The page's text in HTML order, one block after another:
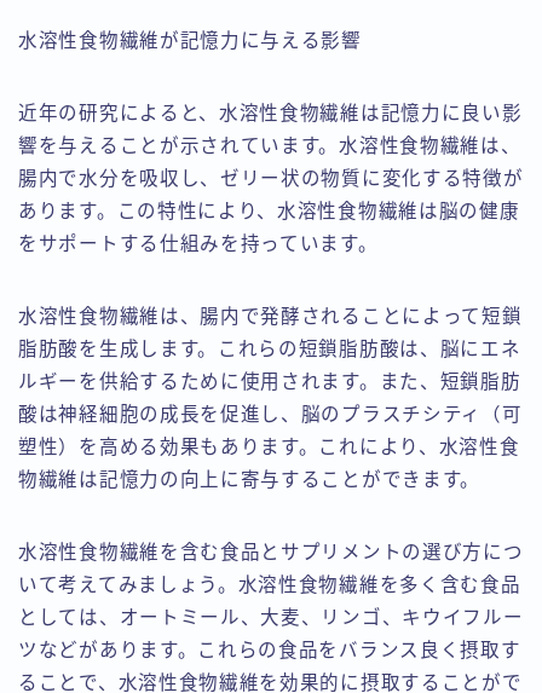
水溶性食物繊維が記憶力に与える影響
近年の研究によると、水溶性食物繊維は記憶力に良い影
響を与えることが示されています。水溶性食物繊維は、
腸内で水分を吸収し、ゼリー状の物質に変化する特徴が
あります。この特性により、水溶性食物繊維は脳の健康
をサポートする仕組みを持っています。
水溶性食物繊維は、腸内で発酵されることによって短鎖
脂肪酸を生成します。これらの短鎖脂肪酸は、脳にエネ
ルギーを供給するために使用されます。また、短鎖脂肪
酸は神経細胞の成長を促進し、脳のプラスチシティ（可
塑性）を高める効果もあります。これにより、水溶性食
物繊維は記憶力の向上に寄与することができます。
水溶性食物繊維を含む食品とサプリメントの選び方につ
いて考えてみましょう。水溶性食物繊維を多く含む食品
としては、オートミール、大麦、リンゴ、キウイフルー
ツなどがあります。これらの食品をバランス良く摂取す
ることで、水溶性食物繊維を効果的に摂取することがで